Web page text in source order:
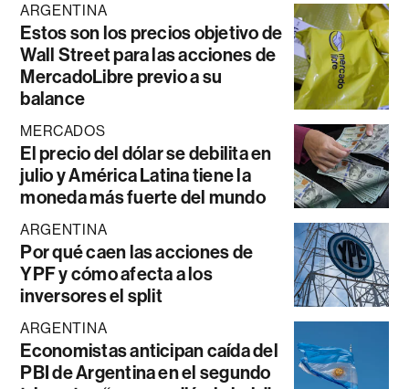
ARGENTINA
Estos son los precios objetivo de
Wall Street para las acciones de
MercadoLibre previo a su
balance
MERCADOS
El precio del dólar se debilita en
julio y América Latina tiene la
moneda más fuerte del mundo
ARGENTINA
Por qué caen las acciones de
YPF y cómo afecta a los
inversores el split
ARGENTINA
Economistas anticipan caída del
PBI de Argentina en el segundo